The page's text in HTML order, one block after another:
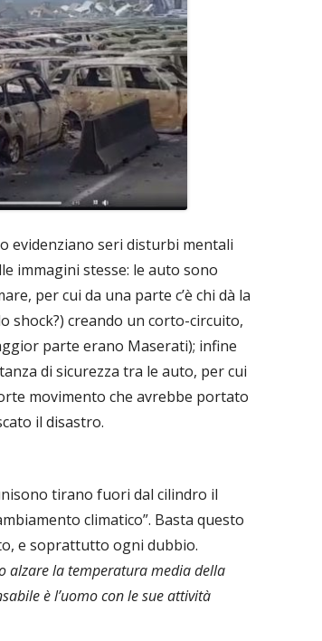
evidenziano seri disturbi mentali
immagini stesse: le auto sono
per cui da una parte c’è chi dà la
shock?) creando un corto-circuito,
parte erano Maserati); infine
di sicurezza tra le auto, per cui
movimento che avrebbe portato
il disastro.
tirano fuori dal cilindro il
climatico”. Basta questo
e soprattutto ogni dubbio.
alzare la temperatura media della
è l’uomo con le sue attività